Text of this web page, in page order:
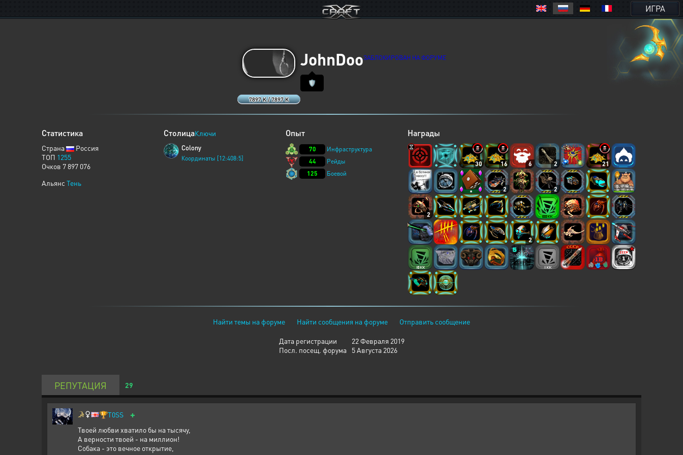
ИГРА
7897 K / 7897 K
JohnDooЗАБЛОКИРОВАН НА ФОРУМЕ
🛡️
Статистика
Страна
Россия
ТОП 1255
Очков 7 897 076
Альянс Тень
СтолицаКлючи
Colony
Координаты [12:408:5]
Опыт
70
Инфраструктура
44
Рейды
125
Боевой
Награды
30 16 6 2 21
2 2
2
2
Найти темы на форуме Найти сообщения на форуме Отправить сообщение
Дата регистрации
22 Февраля 2019
Посл. посещ. форума
5 Августа 2026
РЕПУТАЦИЯ 29
🏆T0SS +
Твоей любви хватило бы на тысячу,
А верности твоей - на миллион!
Собака - это вечное открытие,